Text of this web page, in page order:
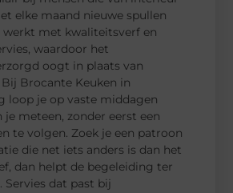
elke maand nieuwe spullen
werkt met kwaliteitsverf en
waardoor het
oogt in plaats van
Brocante Keuken in
loop je op vaste middagen
je meteen, zonder eerst een
te volgen. Zoek je een patroon
die net iets anders is dan het
dan helpt de begeleiding ter
Servies dat past bij